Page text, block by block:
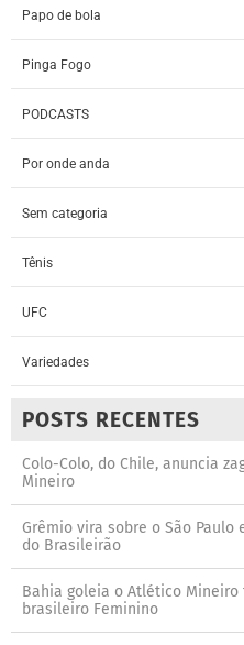
Papo de bola
Pinga Fogo
PODCASTS
Por onde anda
Sem categoria
Tênis
UFC
Variedades
POSTS RECENTES
Colo-Colo, do Chile, anuncia
Mineiro
Grêmio vira sobre o São
do Brasileirão
Bahia goleia o Atlético
brasileiro Feminino